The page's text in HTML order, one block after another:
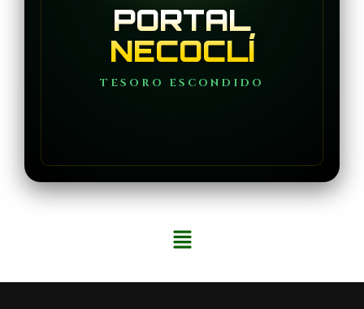
PORTAL
NECOCLÍ
TESORO ESCONDIDO
Menú